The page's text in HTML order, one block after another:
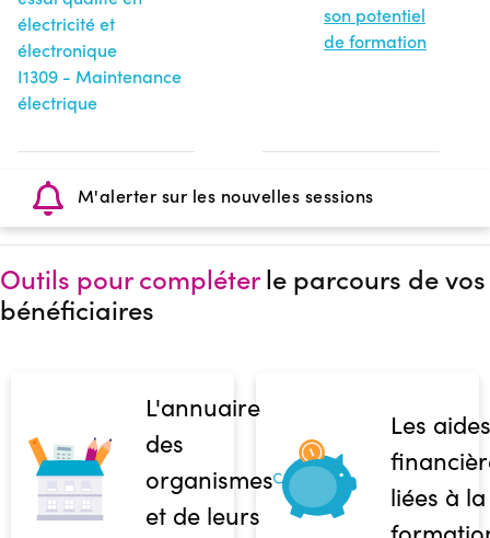
électricité et
électronique
I1309 - Maintenance
électrique
son potentiel
de formation
M'alerter sur les nouvelles sessions
Outils pour compléterle parcours de vos
bénéficiaires
L'annuaire
des
organismes
et de leurs
Les aides
liées à la